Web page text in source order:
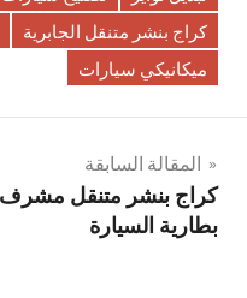
كراج بنشر متنقل الجابرية
ميكانيكي سيارات
تصفّح
المقالات
المقالة السابقة
بطارية السيارة